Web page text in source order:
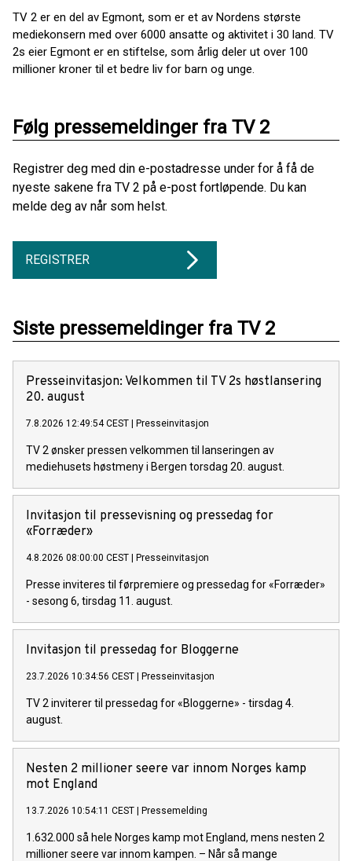
TV 2 er en del av Egmont, som er et av Nordens største
mediekonsern med over 6000 ansatte og aktivitet i 30 land. TV
2s eier Egmont er en stiftelse, som årlig deler ut over 100
millioner kroner til et bedre liv for barn og unge.
Følg pressemeldinger fra TV 2
Registrer deg med din e-postadresse under for å få de
nyeste sakene fra TV 2 på e-post fortløpende. Du kan
melde deg av når som helst.
REGISTRER
Siste pressemeldinger fra TV 2
Presseinvitasjon: Velkommen til TV 2s høstlansering
20. august
7.8.2026 12:49:54 CEST Presseinvitasjon
TV 2 ønsker pressen velkommen til lanseringen av
mediehusets høstmeny i Bergen torsdag 20. august.
Invitasjon til pressevisning og pressedag for
«Forræder»
4.8.2026 08:00:00 CEST Presseinvitasjon
Presse inviteres til førpremiere og pressedag for «Forræder»
- sesong 6, tirsdag 11. august.
Invitasjon til pressedag for Bloggerne
23.7.2026 10:34:56 CEST Presseinvitasjon
TV 2 inviterer til pressedag for «Bloggerne» - tirsdag 4.
august.
Nesten 2 millioner seere var innom Norges kamp
mot England
13.7.2026 10:54:11 CEST Pressemelding
1.632.000 så hele Norges kamp mot England, mens nesten 2
millioner seere var innom kampen. – Når så mange